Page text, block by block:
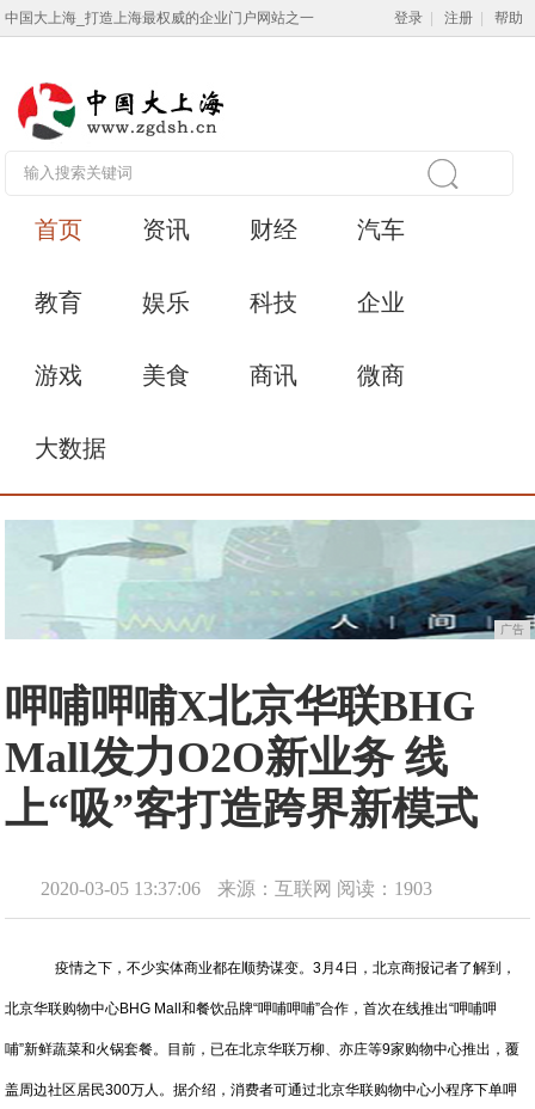
中国大上海_打造上海最权威的企业门户网站之一 登录 注册 帮助
首页 资讯 财经 汽车
教育 娱乐 科技 企业
游戏 美食 商讯 微商
大数据
广告
呷哺呷哺X北京华联BHG
Mall发力O2O新业务 线
上“吸”客打造跨界新模式
2020-03-05 13:37:06 来源：互联网 阅读：1903
疫情之下，不少实体商业都在顺势谋变。3月4日，北京商报记者了解到，
北京华联购物中心BHG Mall和餐饮品牌“呷哺呷哺”合作，首次在线推出“呷哺呷
哺”新鲜蔬菜和火锅套餐。目前，已在北京华联万柳、亦庄等9家购物中心推出，覆
盖周边社区居民300万人。据介绍，消费者可通过北京华联购物中心小程序下单呷